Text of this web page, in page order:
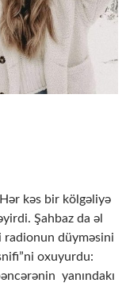
kəs bir kölgəliyə
Şahbaz da əl
radionun düyməsini
oxuyurdu:
yanındakı